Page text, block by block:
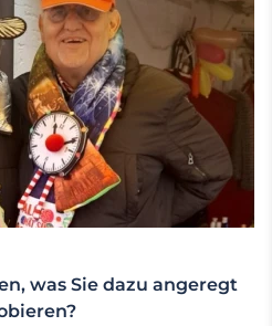
was Sie dazu angeregt